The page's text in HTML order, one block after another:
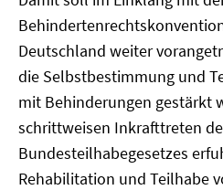
Deutschland weiter
die Selbstbestimmung und
mit Behinderungen gestärkt
schrittweisen Inkrafttreten
Bundesteilhabegesetzes
Rehabilitation und Teilhabe